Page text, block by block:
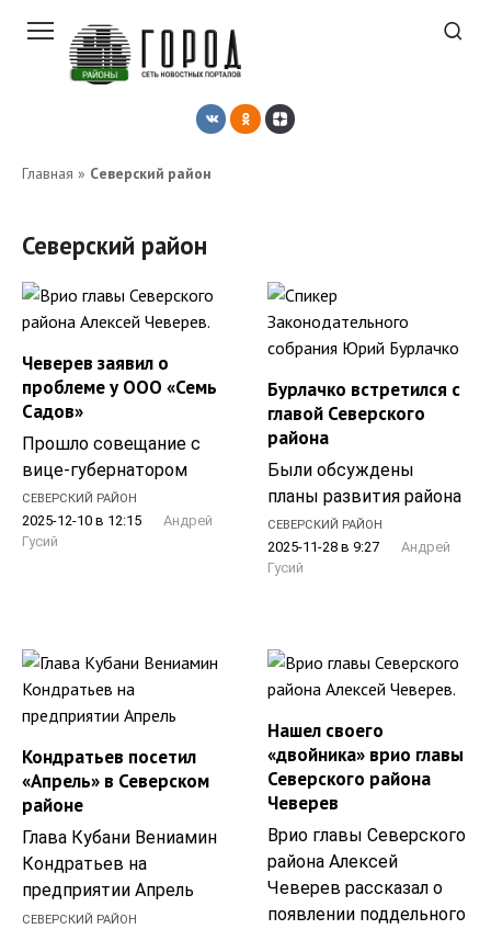
Главная » Северский район
Северский район
Чеверев заявил о
проблеме у ООО «Семь
Садов»
Прошло совещание с
вице-губернатором
СЕВЕРСКИЙ РАЙОН
2025-12-10 в 12:15
Андрей
Гусий
Бурлачко встретился с
главой Северского
района
Были обсуждены
планы развития района
СЕВЕРСКИЙ РАЙОН
2025-11-28 в 9:27
Андрей
Гусий
Кондратьев посетил
«Апрель» в Северском
районе
Глава Кубани Вениамин
Кондратьев на
предприятии Апрель
СЕВЕРСКИЙ РАЙОН
Нашел своего
«двойника» врио главы
Северского района
Чеверев
Врио главы Северского
района Алексей
Чеверев рассказал о
появлении поддельного